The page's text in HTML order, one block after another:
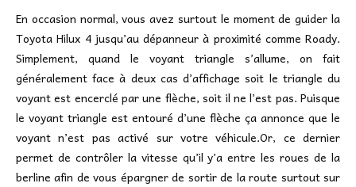
En occasion normal, vous avez surtout le moment de guider la
Toyota Hilux 4 jusqu’au dépanneur à proximité comme Roady.
Simplement, quand le voyant triangle s’allume, on fait
généralement face à deux cas d’affichage soit le triangle du
voyant est encerclé par une flèche, soit il ne l’est pas. Puisque
le voyant triangle est entouré d’une flèche ça annonce que le
voyant n’est pas activé sur votre véhicule.Or, ce dernier
permet de contrôler la vitesse qu’il y’a entre les roues de la
berline afin de vous épargner de sortir de la route surtout sur